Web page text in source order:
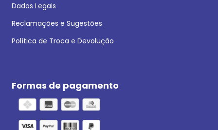
Dados Legais
Reclamações e Sugestões
Política de Troca e Devolução
Formas de pagamento